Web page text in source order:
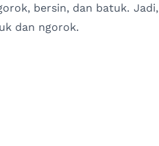
bersin, dan batuk.
dan ngorok.